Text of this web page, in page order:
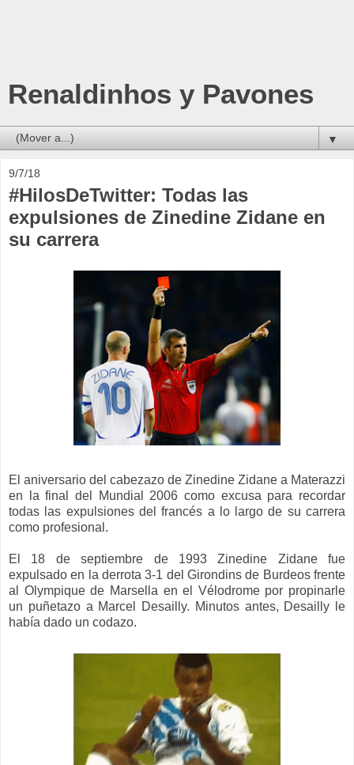
Renaldinhos y Pavones
▼
9/7/18
#HilosDeTwitter: Todas las
expulsiones de Zinedine Zidane en
su carrera
El aniversario del cabezazo de Zinedine Zidane a Materazzi
en la final del Mundial 2006 como excusa para recordar
todas las expulsiones del francés a lo largo de su carrera
como profesional.
El 18 de septiembre de 1993 Zinedine Zidane fue
expulsado en la derrota 3-1 del Girondins de Burdeos frente
al Olympique de Marsella en el Vélodrome por propinarle
un puñetazo a Marcel Desailly. Minutos antes, Desailly le
había dado un codazo.